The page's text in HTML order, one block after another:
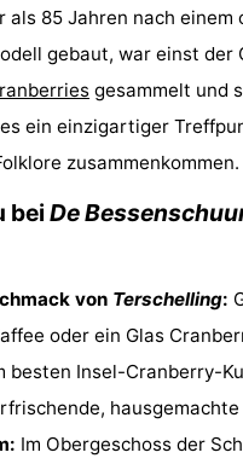
als 85 Jahren nach einem
gebaut, war einst der
gesammelt und
ein einzigartiger
zusammenkommen.
bei De
von Terschelling:
oder ein Glas
besten Insel-Cranberry-
hausgemachte
Im Obergeschoss der